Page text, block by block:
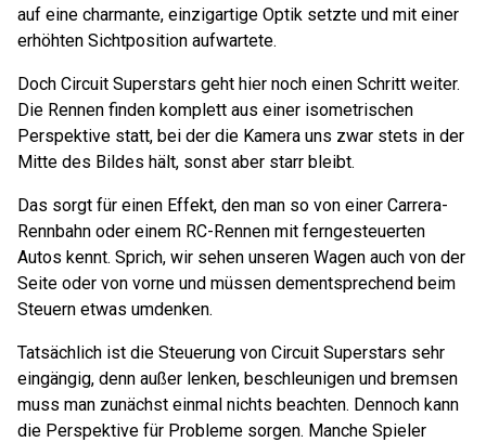
auf eine charmante, einzigartige Optik setzte und mit einer
erhöhten Sichtposition aufwartete.
Doch Circuit Superstars geht hier noch einen Schritt weiter.
Die Rennen finden komplett aus einer isometrischen
Perspektive statt, bei der die Kamera uns zwar stets in der
Mitte des Bildes hält, sonst aber starr bleibt.
Das sorgt für einen Effekt, den man so von einer Carrera-
Rennbahn oder einem RC-Rennen mit ferngesteuerten
Autos kennt. Sprich, wir sehen unseren Wagen auch von der
Seite oder von vorne und müssen dementsprechend beim
Steuern etwas umdenken.
Tatsächlich ist die Steuerung von Circuit Superstars sehr
eingängig, denn außer lenken, beschleunigen und bremsen
muss man zunächst einmal nichts beachten. Dennoch kann
die Perspektive für Probleme sorgen. Manche Spieler